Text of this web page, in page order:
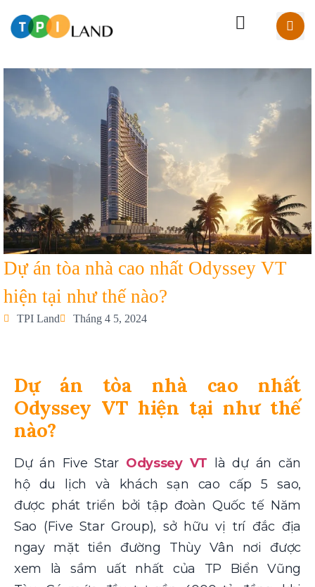
Dự án tòa nhà cao nhất Odyssey VT
hiện tại như thế nào?
TPI Land Tháng 4 5, 2024
Dự án tòa nhà cao nhất
Odyssey VT hiện tại như thế
nào?
Dự án Five Star Odyssey VT là dự án căn
hộ du lịch và khách sạn cao cấp 5 sao,
được phát triển bởi tập đoàn Quốc tế Năm
Sao (Five Star Group), sở hữu vị trí đắc địa
ngay mặt tiền đường Thùy Vân nơi được
xem là sầm uất nhất của TP Biển Vũng